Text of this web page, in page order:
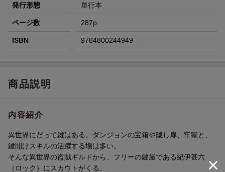
発行形態 単行本
ページ数 287p
ISBN 9784800244949
商品説明
内容紹介
異世界にだって鍵はある。ダンジョンの宝箱や隠し扉、牢獄と、
鍵開けスキルの活躍する場は多い。
そんな異世界の盗賊ギルドから、フリーの鍵屋である紀伊甚六
（ロック）にスカウトがくる。